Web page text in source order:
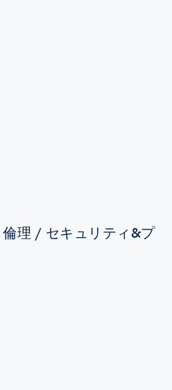
理 / セキュリティ&プ